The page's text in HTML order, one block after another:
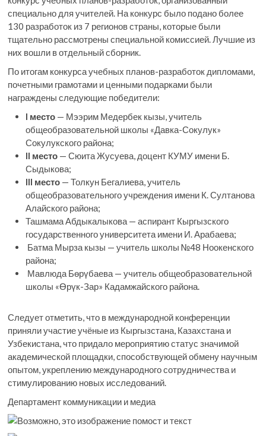
специально для учителей. На конкурс было подано более
130 разработок из 7 регионов страны, которые были
тщательно рассмотрены специальной комиссией. Лучшие из
них вошли в отдельный сборник.
По итогам конкурса учебных планов-разработок дипломами,
почетными грамотами и ценными подарками были
награждены следующие победители:
I место — Мээрим Медербек кызы, учитель
общеобразовательной школы «Давка-Сокулук»
Сокулукского района;
II место — Сюита Жусуева, доцент КУМУ имени Б.
Сыдыкова;
III место — Толкун Бегалиева, учитель
общеобразовательного учреждения имени К. Султанова
Алайского района;
Ташмама Абдыкалыкова — аспирант Кыргызского
государственного университета имени И. Арабаева;
Батма Мырза кызы — учитель школы №48 Ноокенского
района;
Мавлюда Бөрүбаева — учитель общеобразовательной
школы «Өрүк-Зар» Кадамжайского района.
Следует отметить, что в международной конференции
приняли участие учёные из Кыргызстана, Казахстана и
Узбекистана, что придало мероприятию статус значимой
академической площадки, способствующей обмену научным
опытом, укреплению международного сотрудничества и
стимулированию новых исследований.
Департамент коммуникации и медиа